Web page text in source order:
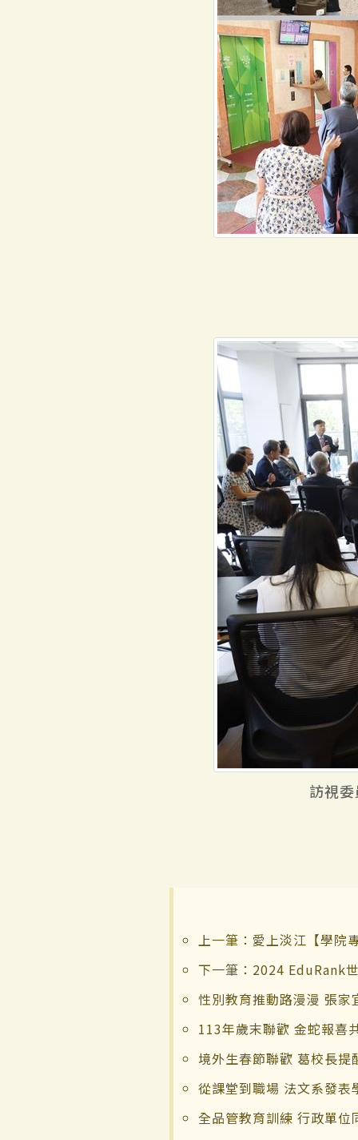
訪視
上一筆：愛上淡江【學
下一筆：2024 EduRank
性別教育推動路漫漫 張
113年歲末聯歡 金蛇報喜
境外生春節聯歡 葛校長
從課堂到職場 法文系發表
全品管教育訓練 行政單位